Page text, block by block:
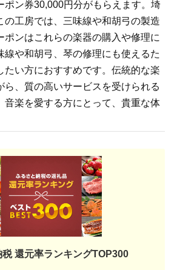
ポン券30,000円分がもらえます。埼
の工房では、三味線や和胡弓の製造
ポンはこれらの楽器の購入や修理に
線や和胡弓、琴の修理にも使えるた
たい方におすすめです。伝統的な楽
ら、質の高いサービスを受けられる
音楽を愛する方にとって、貴重な体
還元率ランキングTOP300